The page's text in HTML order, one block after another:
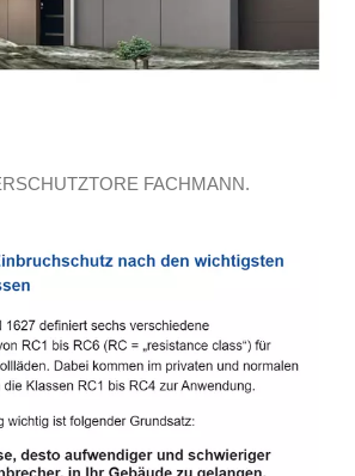
FACHMANN.